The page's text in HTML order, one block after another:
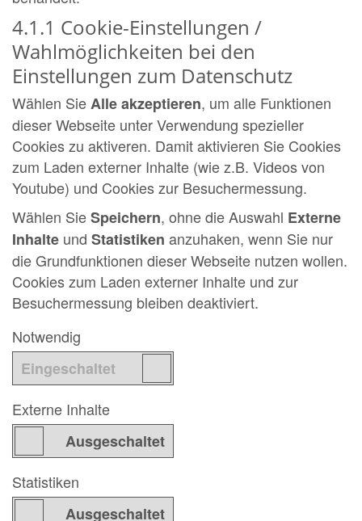
4.1.1 Cookie-Einstellungen /
Wahlmöglichkeiten bei den
Einstellungen zum Datenschutz
Wählen SieAlle akzeptieren, um alle Funktionen
dieser Webseite unter Verwendung spezieller
Cookies zu aktiveren. Damit aktivieren Sie Cookies
zum Laden externer Inhalte (wie z.B. Videos von
Youtube) und Cookies zur Besuchermessung.
Wählen SieSpeichern, ohne die Auswahl Externe
Inhalte und Statistiken anzuhaken, wenn Sie nur
die Grundfunktionen dieser Webseite nutzen wollen.
Cookies zum Laden externer Inhalte und zur
Besuchermessung bleiben deaktiviert.
Notwendig
Externe Inhalte
Statistiken